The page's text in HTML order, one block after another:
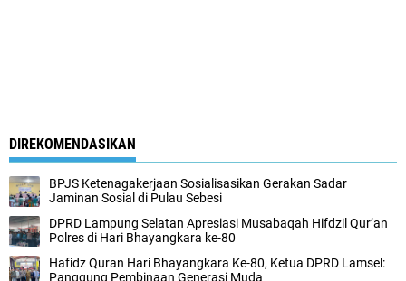
DIREKOMENDASIKAN
BPJS Ketenagakerjaan Sosialisasikan Gerakan Sadar
Jaminan Sosial di Pulau Sebesi
DPRD Lampung Selatan Apresiasi Musabaqah Hifdzil Qur’an
Polres di Hari Bhayangkara ke-80
Hafidz Quran Hari Bhayangkara Ke-80, Ketua DPRD Lamsel:
Panggung Pembinaan Generasi Muda